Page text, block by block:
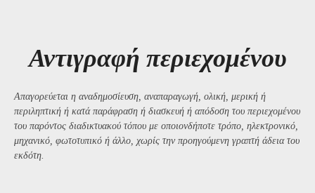
Αντιγραφή περιεχομένου
Απαγορεύεται η αναδημοσίευση, αναπαραγωγή, ολική, μερική ή
περιληπτική ή κατά παράφραση ή διασκευή ή απόδοση του περιεχομένου
του παρόντος διαδικτυακού τόπου με οποιονδήποτε τρόπο, ηλεκτρονικό,
μηχανικό, φωτοτυπικό ή άλλο, χωρίς την προηγούμενη γραπτή άδεια του
εκδότη.